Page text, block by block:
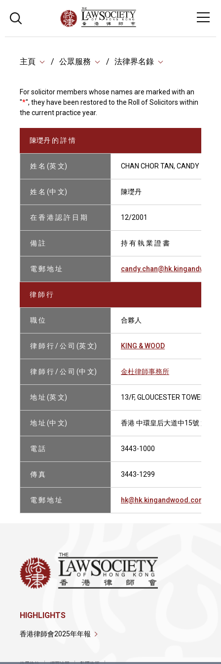
主頁 公眾服務 法律界名錄
For solicitor members whose names are marked with an
"*", they have been restored to the Roll of Solicitors within
the current practice year.
陳璴丹 的 詳 情
姓 名 (英 文) CHAN CHOR TAN, CANDY
姓 名 (中 文) 陳璴丹
在 香 港 認 許 日 期 12/2001
備 註 持 有 執 業 證 書
電 郵 地 址
律 師 行
職 位 合夥人
律 師 行 / 公 司 (英 文) KING & WOOD
律 師 行 / 公 司 (中 文) 金杜律師事務所
地 址 (英 文) 13/F, GLOUCESTER TOWER,
地 址 (中 文) 香港 中環皇后大道中15號 置地
電 話 3443-1000
傳 真 3443-1299
電 郵 地 址 hk@hk.kingandwood.com
HIGHLIGHTS
香港律師會2025年年報